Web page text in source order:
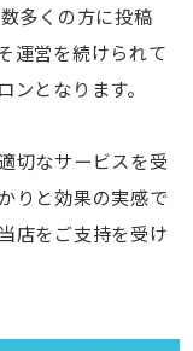
多くの方に投稿
運営を続けられて
となります。
切なサービスを受
りと効果の実感で
店をご支持を受け